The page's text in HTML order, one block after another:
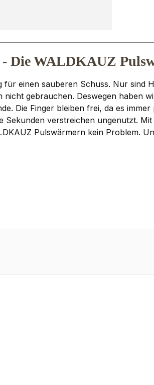
- Die WALDKAUZ
einen sauberen Schuss. Nur sind
gebrauchen. Deswegen haben
Die Finger bleiben frei, da es
verstreichen ungenutzt.
Pulswärmern kein Problem.